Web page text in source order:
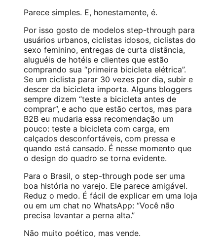
Parece simples. E, honestamente, é.
Por isso gosto de modelos step-through para
usuários urbanos, ciclistas idosos, ciclistas do
sexo feminino, entregas de curta distância,
aluguéis de hotéis e clientes que estão
comprando sua “primeira bicicleta elétrica”.
Se um ciclista parar 30 vezes por dia, subir e
descer da bicicleta importa. Alguns bloggers
sempre dizem “teste a bicicleta antes de
comprar”, e acho que estão certos, mas para
B2B eu mudaria essa recomendação um
pouco: teste a bicicleta com carga, em
calçados desconfortáveis, com pressa e
quando está cansado. É nesse momento que
o design do quadro se torna evidente.
Para o Brasil, o step-through pode ser uma
boa história no varejo. Ele parece amigável.
Reduz o medo. É fácil de explicar em uma loja
ou em um chat no WhatsApp: “Você não
precisa levantar a perna alta.”
Não muito poético, mas vende.